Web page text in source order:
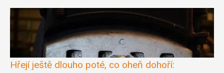
Hřejí ještě dlouho poté, co oheň dohoří: